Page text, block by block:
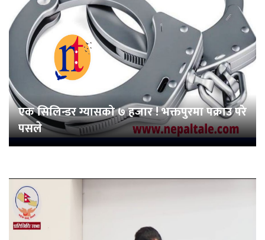
एक सिलिन्डर ग्यासको ७ हजार ! भक्तपुरमा पक्राउ परे
पसले